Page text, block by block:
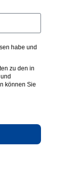
habe und
zu den in
können Sie